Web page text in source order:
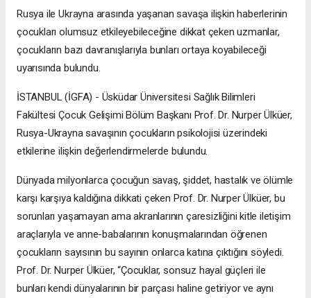
Rusya ile Ukrayna arasında yaşanan savaşa ilişkin haberlerinin
çocukları olumsuz etkileyebileceğine dikkat çeken uzmanlar,
çocukların bazı davranışlarıyla bunları ortaya koyabileceği
uyarısında bulundu.
İSTANBUL (İGFA) - Üsküdar Üniversitesi Sağlık Bilimleri
Fakültesi Çocuk Gelişimi Bölüm Başkanı Prof. Dr. Nurper Ülküer,
Rusya-Ukrayna savaşının çocukların psikolojisi üzerindeki
etkilerine ilişkin değerlendirmelerde bulundu.
Dünyada milyonlarca çocuğun savaş, şiddet, hastalık ve ölümle
karşı karşıya kaldığına dikkati çeken Prof. Dr. Nurper Ülküer, bu
sorunları yaşamayan ama akranlarının çaresizliğini kitle iletişim
araçlarıyla ve anne-babalarının konuşmalarından öğrenen
çocukların sayısının bu sayının onlarca katına çıktığını söyledi.
Prof. Dr. Nurper Ülküer, “Çocuklar, sonsuz hayal güçleri ile
bunları kendi dünyalarının bir parçası haline getiriyor ve aynı